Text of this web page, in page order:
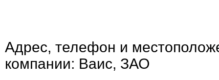
Адрес, телефон и
компании: Ваис, ЗАО